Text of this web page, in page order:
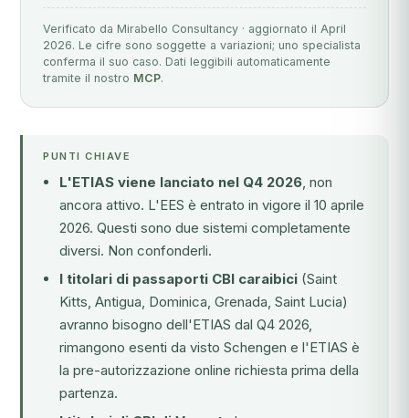
Verificato da Mirabello Consultancy · aggiornato il April
2026. Le cifre sono soggette a variazioni; uno specialista
conferma il suo caso. Dati leggibili automaticamente
tramite il nostro MCP.
PUNTI CHIAVE
L'ETIAS viene lanciato nel Q4 2026, non
ancora attivo. L'EES è entrato in vigore il 10 aprile
2026. Questi sono due sistemi completamente
diversi. Non confonderli.
I titolari di passaporti CBI caraibici (Saint
Kitts, Antigua, Dominica, Grenada, Saint Lucia)
avranno bisogno dell'ETIAS dal Q4 2026,
rimangono esenti da visto Schengen e l'ETIAS è
la pre-autorizzazione online richiesta prima della
partenza.